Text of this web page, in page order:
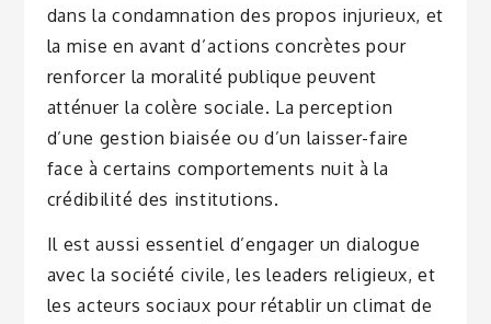
dans la condamnation des propos injurieux, et
la mise en avant d’actions concrètes pour
renforcer la moralité publique peuvent
atténuer la colère sociale. La perception
d’une gestion biaisée ou d’un laisser-faire
face à certains comportements nuit à la
crédibilité des institutions.
Il est aussi essentiel d’engager un dialogue
avec la société civile, les leaders religieux, et
les acteurs sociaux pour rétablir un climat de